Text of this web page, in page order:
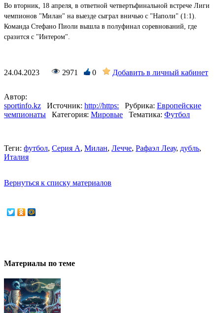
Во вторник, 18 апреля, в ответной четвертьфинальной встрече Лиги
чемпионов "Милан" на выезде сыграл вничью с "Наполи" (1:1).
Команда Стефано Пиоли вышла в полуфинал соревнований, где
сразится с "Интером".
24.04.2023 2971 0 Добавить в личный кабинет
Автор:
sportinfo.kz
Источник: http://https: Рубрика: Европейские
чемпионаты
Категория: Мировые Тематика: Футбол
Теги: футбол, Серия А, Милан, Лечче, Рафаэл Леау, дубль,
Италия
Вернуться к списку материалов
Материалы по теме